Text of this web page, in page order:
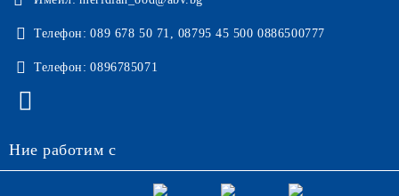
Телефон: 089 678 50 71, 08795 45 500 0886500777
Телефон: 0896785071
Ние работим с